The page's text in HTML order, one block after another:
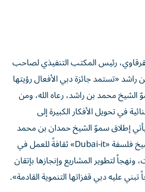
رئيس المكتب التنفيذي لصاحب
«تستمد جائزة دبي الأفعال رؤيتها
محمد بن راشد، رعاه الله، ومن
في تحويل الأفكار الكبيرة إلى
إطلاق سموّ الشيخ حمدان بن محمد
بن راشد، الجائزة لترسيخ فلسفة «Dubai-it» ثقافةً للعمل في
لتطوير المشاريع وإنجازها بإتقان
عليه دبي قفزاتها التنموية القادمة».